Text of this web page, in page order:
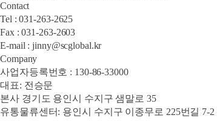
Contact
Tel : 031-263-2625
Fax : 031-263-2603
E-mail : jinny@scglobal.kr
Company
사업자등록번호 : 130-86-33000
대표: 전승문
본사 경기도 용인시 수지구 샘말로 35
유통물류센터: 용인시 수지구 이종무로 225번길 7-2